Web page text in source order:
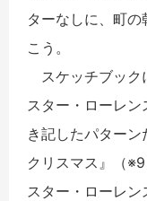
ターなしに、町
こう。
スケッチブック
スター・ローレ
き記したパター
クリスマス』（
スター・ローレ